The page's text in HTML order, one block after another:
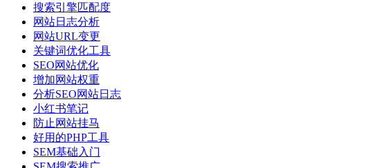
搜索引擎匹配度
网站日志分析
网站URL变更
关键词优化工具
SEO网站优化
增加网站权重
分析SEO网站日志
小红书笔记
防止网站挂马
好用的PHP工具
SEM基础入门